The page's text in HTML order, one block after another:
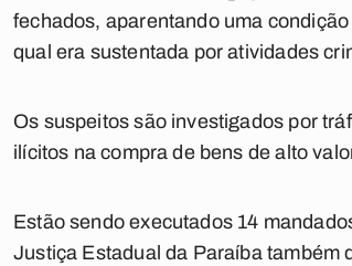
fechados, aparentando uma
qual era sustentada por atividades
Os suspeitos são investigados por
ilícitos na compra de bens de alto
Estão sendo executados 14
Justiça Estadual da Paraíba também